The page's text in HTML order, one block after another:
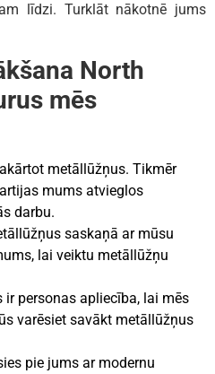
līdzi. Turklāt nākotnē jums
North
mēs
metāllūžņus. Tikmēr
mums atvieglos
darbu.
saskaņā ar mūsu
lai veiktu metāllūžņu
ir personas apliecība, lai mēs
varēsiet savākt metāllūžņus
pie jums ar modernu